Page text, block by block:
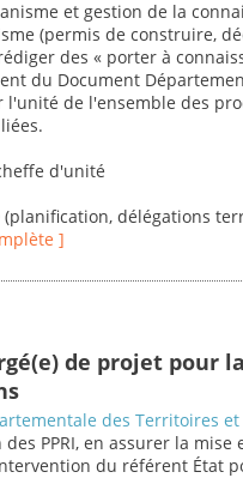
et gestion de la
(permis de construire,
des « porter à
du Document
de l'ensemble des
d'unité
(planification, délégations
]
de projet pour
des Territoires
PPRI, en assurer la
du référent État